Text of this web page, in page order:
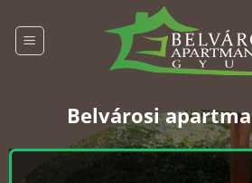
content
Belvárosi